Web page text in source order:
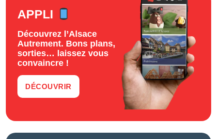
APPLI
Découvrez l’Alsace
Autrement. Bons plans,
sorties… laissez vous
convaincre !
DÉCOUVRIR